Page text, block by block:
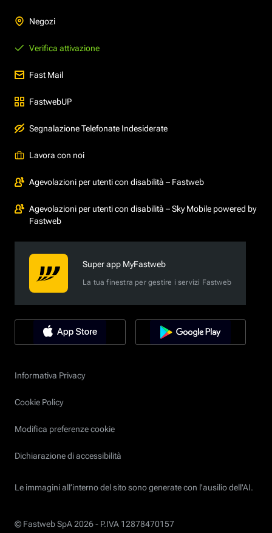
Negozi
Verifica attivazione
Fast Mail
FastwebUP
Segnalazione Telefonate Indesiderate
Lavora con noi
Agevolazioni per utenti con disabilità – Fastweb
Agevolazioni per utenti con disabilità – Sky Mobile powered by
Fastweb
Super app MyFastweb
La tua finestra per gestire i servizi Fastweb
Informativa Privacy
Cookie Policy
Modifica preferenze cookie
Dichiarazione di accessibilità
Le immagini all’interno del sito sono generate con l'ausilio dell'AI.
© Fastweb SpA 2026 - P.IVA 12878470157